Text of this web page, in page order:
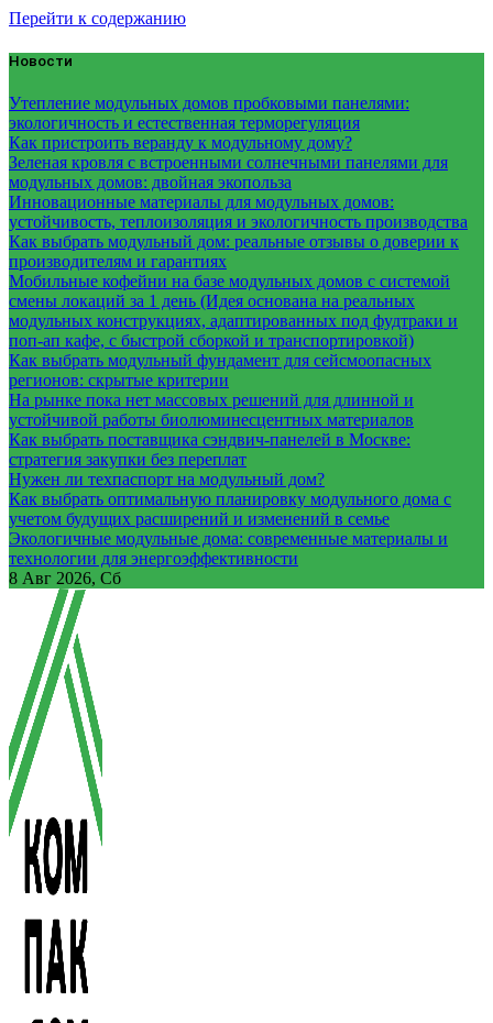
Перейти к содержанию
Новости
Утепление модульных домов пробковыми панелями:
экологичность и естественная терморегуляция
Как пристроить веранду к модульному дому?
Зеленая кровля с встроенными солнечными панелями для
модульных домов: двойная экопольза
Инновационные материалы для модульных домов:
устойчивость, теплоизоляция и экологичность производства
Как выбрать модульный дом: реальные отзывы о доверии к
производителям и гарантиях
Мобильные кофейни на базе модульных домов с системой
смены локаций за 1 день (Идея основана на реальных
модульных конструкциях, адаптированных под фудтраки и
поп-ап кафе, с быстрой сборкой и транспортировкой)
Как выбрать модульный фундамент для сейсмоопасных
регионов: скрытые критерии
На рынке пока нет массовых решений для длинной и
устойчивой работы биолюминесцентных материалов
Как выбрать поставщика сэндвич-панелей в Москве:
стратегия закупки без переплат
Нужен ли техпаспорт на модульный дом?
Как выбрать оптимальную планировку модульного дома с
учетом будущих расширений и изменений в семье
Экологичные модульные дома: современные материалы и
технологии для энергоэффективности
8 Авг 2026, Сб